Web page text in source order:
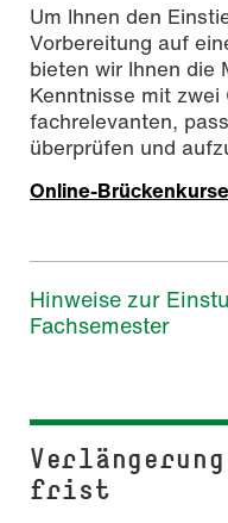
Um Ihnen den
Vorbereitung auf
bieten wir Ihnen die
Kenntnisse mit
fachrelevanten,
überprüfen und
Online-
Hinweise zur
Fachsemester
frist